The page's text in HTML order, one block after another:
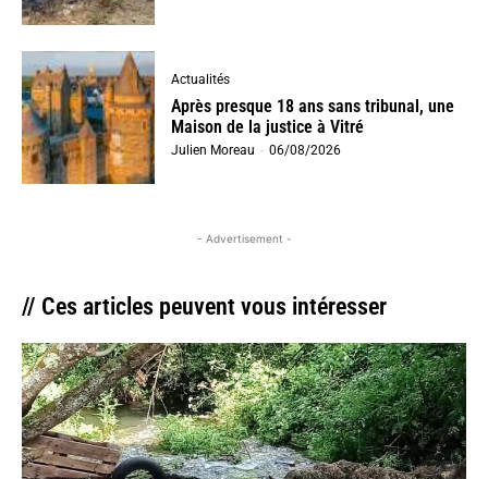
Actualités
Après presque 18 ans sans tribunal, une
Maison de la justice à Vitré
Julien Moreau - 06/08/2026
- Advertisement -
// Ces articles peuvent vous intéresser